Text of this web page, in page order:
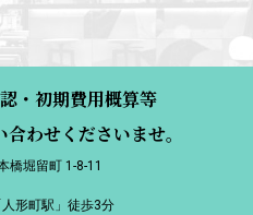
・初期費用概算等
わせくださいませ。
橋堀留町 1-8-11
形町駅」徒歩3分